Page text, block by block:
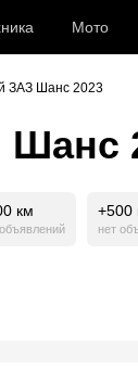
Мото
ЗАЗ Шанс 2023
км +500
нет